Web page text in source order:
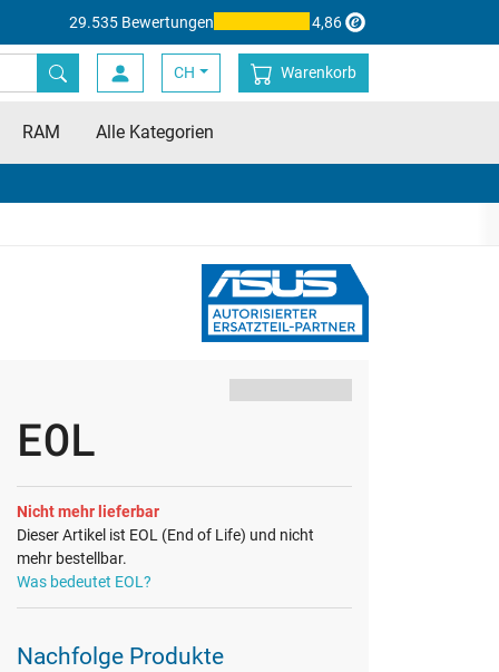
29.535 Bewertungen 4,86
CH Warenkorb
RAM Alle Kategorien
EOL
Nicht mehr lieferbar
Dieser Artikel ist EOL (End of Life) und nicht
mehr bestellbar.
Was bedeutet EOL?
Nachfolge Produkte